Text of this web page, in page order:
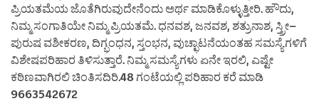
ಪ್ರಿಯತಮೆಯ ಜೊತೆಗಿರುವುದೇನೆಂದು ಅರ್ಥ ಮಾಡಿಕೊಳ್ಳುತ್ತೀರಿ. ಹೌದು,
ನಿಮ್ಮ ಸಂಗಾತಿಯೇ ನಿಮ್ಮ ಪ್ರಿಯತಮೆ. ಧನವಶ, ಜನವಶ, ಶತ್ರುನಾಶ, ಸ್ತ್ರೀ–
ಪುರುಷ ವಶೀಕರಣ, ದಿಗ್ಭಂಧನ, ಸ್ತಂಭನ, ವುಚ್ಛಾಟನೆಯಂತಹ ಸಮಸ್ಯೆಗಳಿಗೆ
ವಿಶೇಷಪರಿಹಾರ ತಿಳಿಸುತ್ತಾರೆ. ನಿಮ್ಮ ಸಮಸ್ಯೆಗಳು ಏನೇ ಇರಲಿ, ಎಷ್ಟೇ
ಕಠಿಣವಾಗಿರಲಿ ಚಿಂತಿಸದಿರಿ.48 ಗಂಟೆಯಲ್ಲಿ ಪರಿಹಾರ ಕರೆ ಮಾಡಿ
9663542672